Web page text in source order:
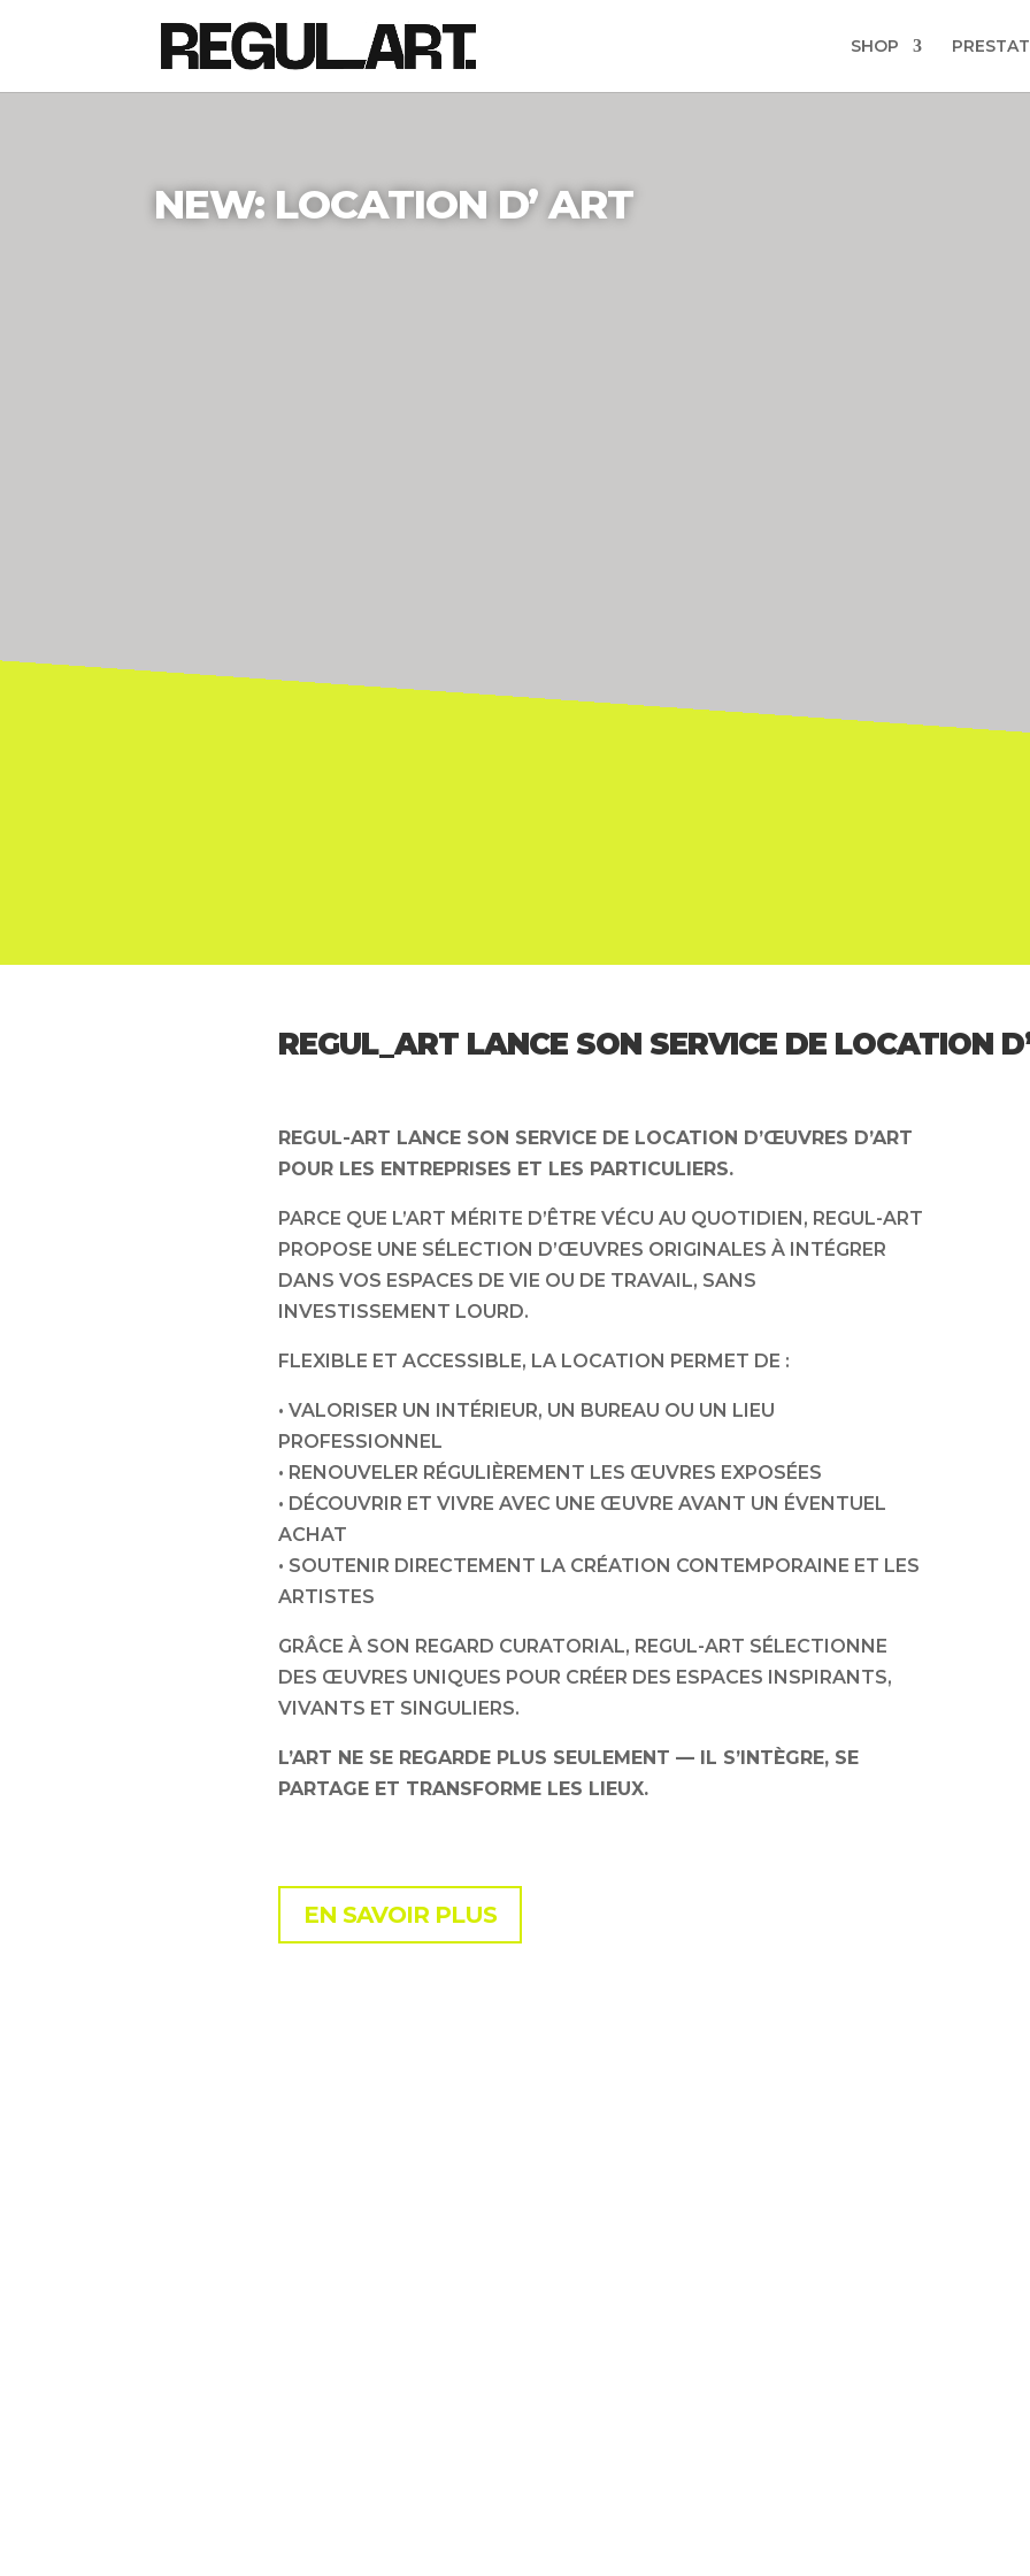
SHOP
NEW: LOCATION D’ ART
REGUL_ART LANCE SON SERVICE DE LOCATION
REGUL-ART LANCE SON SERVICE DE LOCATION D’ŒUVRES D’ART
POUR LES ENTREPRISES ET LES PARTICULIERS.
PARCE QUE L’ART MÉRITE D’ÊTRE VÉCU AU QUOTIDIEN, REGUL-ART
PROPOSE UNE SÉLECTION D’ŒUVRES ORIGINALES À INTÉGRER
DANS VOS ESPACES DE VIE OU DE TRAVAIL, SANS
INVESTISSEMENT LOURD.
FLEXIBLE ET ACCESSIBLE, LA LOCATION PERMET DE :
• VALORISER UN INTÉRIEUR, UN BUREAU OU UN LIEU
PROFESSIONNEL
• RENOUVELER RÉGULIÈREMENT LES ŒUVRES EXPOSÉES
• DÉCOUVRIR ET VIVRE AVEC UNE ŒUVRE AVANT UN ÉVENTUEL
ACHAT
• SOUTENIR DIRECTEMENT LA CRÉATION CONTEMPORAINE ET LES
ARTISTES
GRÂCE À SON REGARD CURATORIAL, REGUL-ART SÉLECTIONNE
DES ŒUVRES UNIQUES POUR CRÉER DES ESPACES INSPIRANTS,
VIVANTS ET SINGULIERS.
L’ART NE SE REGARDE PLUS SEULEMENT — IL S’INTÈGRE, SE
PARTAGE ET TRANSFORME LES LIEUX.
EN SAVOIR PLUS